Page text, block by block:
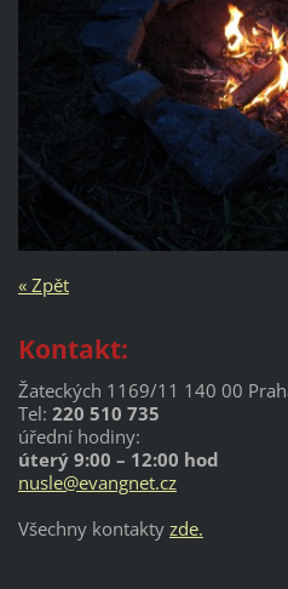
« Zpět
Kontakt:
Žateckých 1169/11 140 00
Tel: 220 510 735
úřední hodiny:
úterý 9:00 – 12:00 hod
nusle@evangnet.cz
Všechny kontakty zde.